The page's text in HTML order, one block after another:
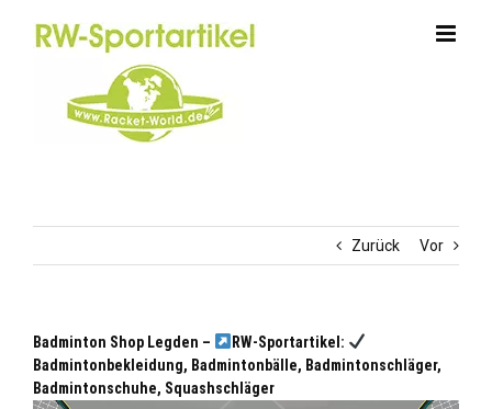
Zurück Vor
Badminton Shop Legden –
RW-Sportartikel:
Badmintonbekleidung, Badmintonbälle, Badmintonschläger,
Badmintonschuhe, Squashschläger